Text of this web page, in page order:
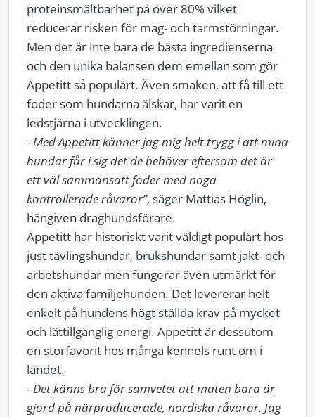
proteinsmältbarhet på över 80% vilket
reducerar risken för mag- och tarmstörningar.
Men det är inte bara de bästa ingredienserna
och den unika balansen dem emellan som gör
Appetitt så populärt. Även smaken, att få till ett
foder som hundarna älskar, har varit en
ledstjärna i utvecklingen.
-Med Appetitt känner jag mig helt trygg i att mina
hundar får i sig det de behöver eftersom det är
ett väl sammansatt foder med noga
kontrollerade råvaror”, säger Mattias Höglin,
hängiven draghundsförare.
Appetitt har historiskt varit väldigt populärt hos
just tävlingshundar, brukshundar samt jakt- och
arbetshundar men fungerar även utmärkt för
den aktiva familjehunden. Det levererar helt
enkelt på hundens högt ställda krav på mycket
och lättillgänglig energi. Appetitt är dessutom
en storfavorit hos många kennels runt om i
landet.
-Det känns bra för samvetet att maten bara är
gjord på närproducerade, nordiska råvaror. Jag